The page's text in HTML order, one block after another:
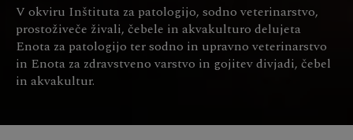
V okviru Inštituta za patologijo, sodno veterinarstvo,
prostoživeče živali, čebele in akvakulturo delujeta
Enota za patologijo ter sodno in upravno veterinarstvo
in Enota za zdravstveno varstvo in gojitev divjadi, čebel
in akvakultur.